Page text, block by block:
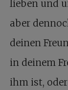
lieben und
aber
deinen
in deinem
ihm ist,